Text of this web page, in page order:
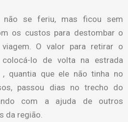
não se feriu, mas ficou sem
os custos para destombar o
O valor para retirar o
lo de volta na estrada
quantia que ele não tinha no
passou dias no trecho do
com a ajuda de outros
da região.